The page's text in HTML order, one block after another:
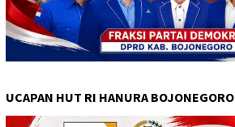
UCAPAN HUT RI HANURA BOJONEGORO